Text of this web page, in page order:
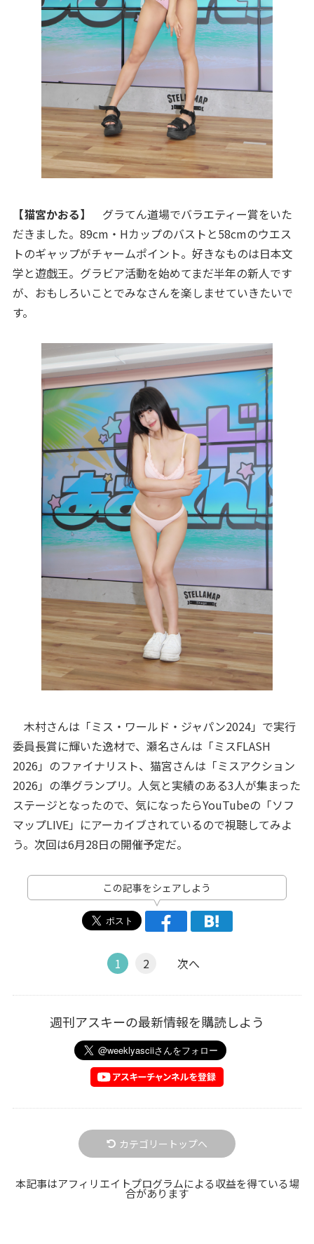
【猫宮かおる】
グラてん道場でバラエティー賞をいた
だきました。89cm・Hカップのバストと58cmのウエス
トのギャップがチャームポイント。好きなものは日本文
学と遊戯王。グラビア活動を始めてまだ半年の新人です
が、おもしろいことでみなさんを楽しませていきたいで
す。
木村さんは「ミス・ワールド・ジャパン2024」で実行
委員長賞に輝いた逸材で、瀬名さんは「ミスFLASH
2026」のファイナリスト、猫宮さんは「ミスアクション
2026」の準グランプリ。人気と実績のある3人が集まった
ステージとなったので、気になったらYouTubeの「ソフ
マップLIVE」にアーカイブされているので視聴してみよ
う。次回は6月28日の開催予定だ。
この記事をシェアしよう
1 2 次へ
週刊アスキーの最新情報を購読しよう
カテゴリートップへ
本記事はアフィリエイトプログラムによる収益を得ている場
合があります